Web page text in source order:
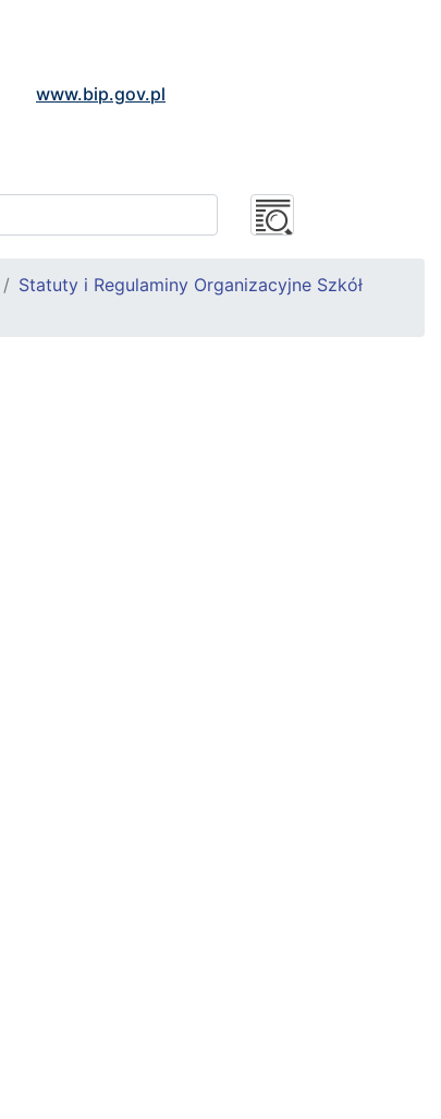
www.bip.gov.pl
Statuty i Regulaminy Organizacyjne Szkół